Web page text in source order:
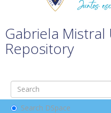
Gabriela Mistral
Repository
Search DSpace